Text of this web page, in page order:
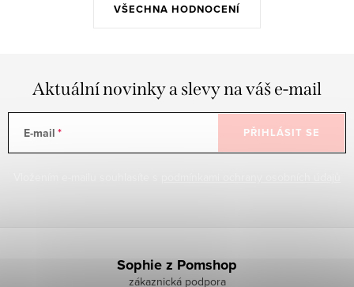
VŠECHNA HODNOCENÍ
Aktuální novinky a slevy na váš e-mail
E-mail PŘIHLÁSIT SE
Sophie z Pomshop